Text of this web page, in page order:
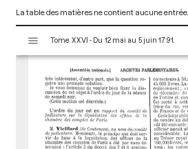
La table des matières ne contient aucune entrée.
s
Tome XXVI - Du 12 mai au 5 juin 1791.